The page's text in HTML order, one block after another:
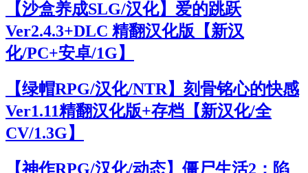
【沙盒养成SLG/汉化】爱的跳跃
Ver2.4.3+DLC 精翻汉化版【新汉
化/PC+安卓/1G】
【绿帽RPG/汉化/NTR】刻骨铭心的快感
Ver1.11精翻汉化版+存档【新汉化/全
CV/1.3G】
【神作RPG/汉化/动态】僵尸生活2：陷